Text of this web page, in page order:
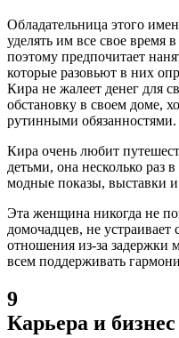
Обладательница этого
уделять им все свое время
поэтому предпочитает
которые разовьют в них
Кира не жалеет денег для
обстановку в своем доме,
рутинными обязанностями.
Кира очень любит
детьми, она несколько раз
модные показы, выставки
Эта женщина никогда не
домочадцев, не
отношения из-за задержки
всем поддерживать
9
Карьера и бизнес